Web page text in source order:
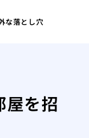
な落とし穴
屋を招